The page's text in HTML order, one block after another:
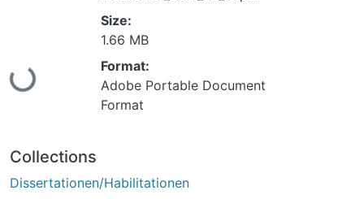
Loading...
Size:
1.66 MB
Format:
Adobe Portable Document
Format
Collections
Dissertationen/Habilitationen